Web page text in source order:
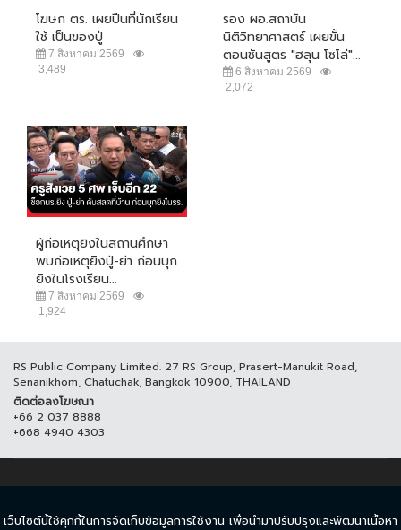
โฆษก ตร. เผยปืนที่นักเรียน
ใช้ เป็นของปู่
7 สิงหาคม 2569
3,489
รอง ผอ.สถาบัน
นิติวิทยาศาสตร์ เผยขั้น
ตอนชันสูตร "ฮลุน โซโล่"...
6 สิงหาคม 2569
2,072
ผู้ก่อเหตุยิงในสถานศึกษา
พบก่อเหตุยิงปู่-ย่า ก่อนบุก
ยิงในโรงเรียน...
7 สิงหาคม 2569
1,924
RS Public Company Limited. 27 RS Group, Prasert-Manukit Road,
Senanikhom, Chatuchak, Bangkok 10900, THAILAND
ติดต่อลงโฆษณา
+66 2 037 8888
+668 4940 4303
© COPYRIGHT 2017 THAICH8.COM, ALL RIGHT RESERVED.
ข้อกำหนดและเงื่อนไข นโยบายความเป็นส่วนตัว
เว็บไซต์นี้ใช้คุกกี้ในการจัดเก็บข้อมูลการใช้งาน เพื่อนำมาปรับปรุงและพัฒนาเนื้อหา